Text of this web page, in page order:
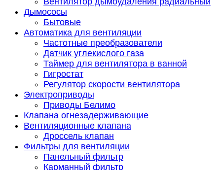
Дымососы
Бытовые
Автоматика для вентиляции
Частотные преобразователи
Датчик углекислого газа
Таймер для вентилятора в ванной
Гигростат
Регулятор скорости вентилятора
Электроприводы
Приводы Белимо
Клапана огнезадерживающие
Вентиляционные клапана
Дроссель клапан
Фильтры для вентиляции
Панельный фильтр
Карманный фильтр